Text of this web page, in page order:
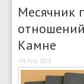
Новости
Справочник
О сайте
Месячник
Камне
04 Апр 2018